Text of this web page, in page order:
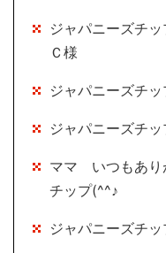
ジャパニーズチ
Ｃ様
ジャパニーズチ
ジャパニーズチ
ママ いつもあり
チップ(^^♪
ジャパニーズチ